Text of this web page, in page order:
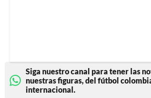
Siga nuestro canal para tener las
nuestras figuras, del fútbol
internacional.